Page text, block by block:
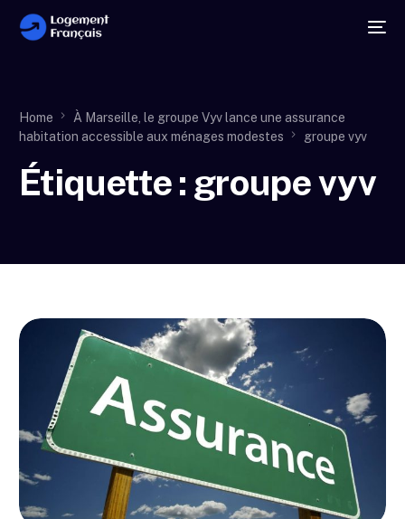
Home
À Marseille, le groupe Vyv lance une assurance
habitation accessible aux ménages modestes
groupe vyv
Étiquette : groupe vyv